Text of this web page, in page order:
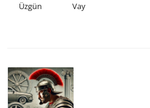
Üzgün Vay